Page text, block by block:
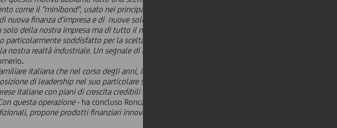
come il "minibond", usato nei principali mercati internazionali.
finanza d'impresa e di nuove soluzioni Industria 4.0 sulle
della nostra impresa ma di tutto il manifatturiero italiano"
particolarmente soddisfatto per la scelta di UniCredit di sottoscrivere
realtà industriale. Un segnale di impegno concreto a
.
italiana che nel corso degli anni, investendo costantemente in
di leadership nel suo particolare segmento di mercato. Si
italiane con piani di crescita credibili e sostenibili nel tempo
questa operazione- ha concluso Ronca -
propone prodotti finanziari innovativi che consentono anche